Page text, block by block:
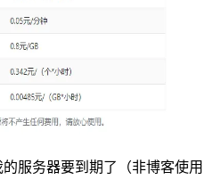
服务器要到期了（非博客使用